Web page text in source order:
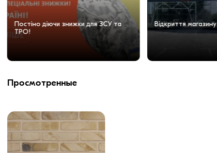
Постіно діючи знижки для ЗСУ та
ТРО!
Відкриття магазину
Просмотренные